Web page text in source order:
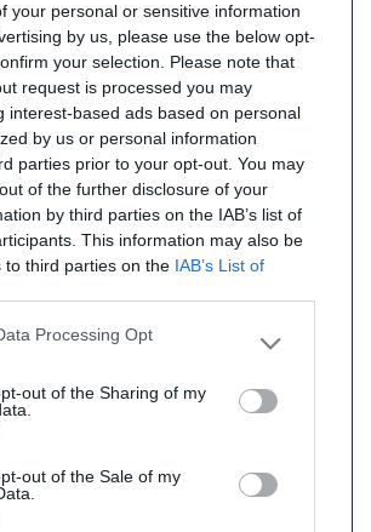
your personal or sensitive information
by us, please use the below opt-
your selection. Please note that
request is processed you may
interest-based ads based on personal
by us or personal information
parties prior to your opt-out. You may
of the further disclosure of your
by third parties on the IAB’s list of
This information may also be
to third parties on the IAB’s List of
Processing Opt
out of the Sharing of my
out of the Sale of my
En stock
pour BMW X1 2.0 BMW X1 20d 2.0TD (E84)
(Euro 4 - Catalyseur et FAP combiné)
TTC